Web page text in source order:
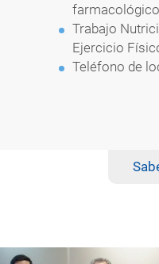
farmacológico
Trabajo
Ejercicio
Teléfono de